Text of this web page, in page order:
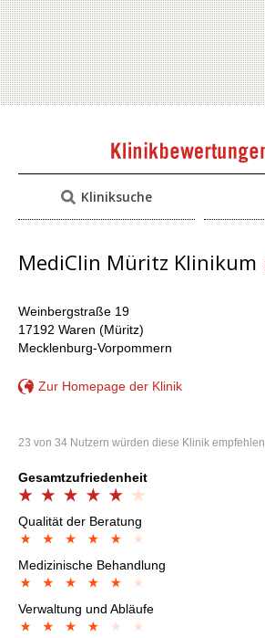
Kliniksuche
MediClin Müritz Klinikum
Weinbergstraße 19
17192 Waren (Müritz)
Mecklenburg-Vorpommern
Zur Homepage der Klinik
23 von 34 Nutzern würden diese Klinik empfehlen
Gesamtzufriedenheit
Qualität der Beratung
Medizinische Behandlung
Verwaltung und Abläufe